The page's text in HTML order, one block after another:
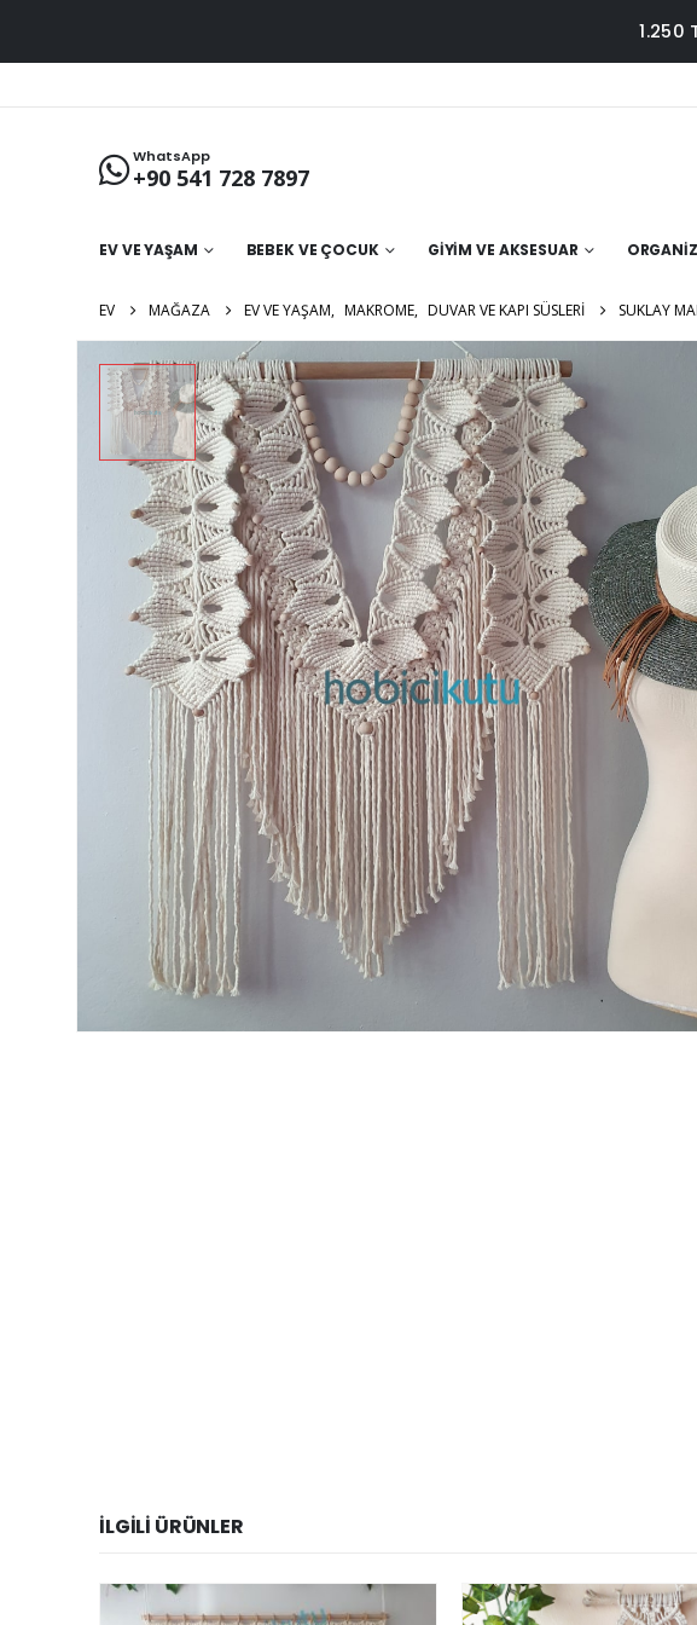
1.250
WhatsApp
+90 541 728 7897
EV VE YAŞAM BEBEK VE ÇOCUK GIYIM VE AKSESUAR
EV MAĞAZA EV VE YAŞAM, MAKROME, DUVAR VE KAPI SÜSLERI SUKLAY
İLGILI ÜRÜNLER